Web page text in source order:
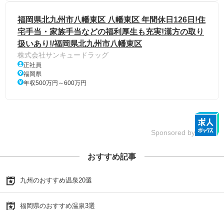
福岡県北九州市八幡東区 八幡東区 年間休日126日!住
宅手当・家族手当などの福利厚生も充実!漢方の取り
扱いあり!/福岡県北九州市八幡東区
株式会社サンキュードラッグ
正社員
福岡県
年収500万円～600万円
Sponsored by
おすすめ記事
九州のおすすめ温泉20選
福岡県のおすすめ温泉3選